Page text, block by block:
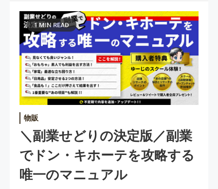
1 MIN READ
物販
＼副業せどりの決定版／副業
でドン・キホーテを攻略する
唯一のマニュアル